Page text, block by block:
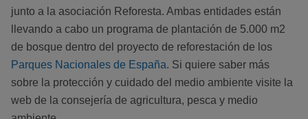
junto a la asociación Reforesta. Ambas entidades están
llevando a cabo un programa de plantación de 5.000 m2
de bosque dentro del proyecto de reforestación de los
Parques Nacionales de España. Si quiere saber más
sobre la protección y cuidado del medio ambiente visite la
web de la consejería de agricultura, pesca y medio